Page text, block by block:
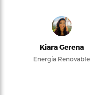
Kiara Gerena
Energía Renovable